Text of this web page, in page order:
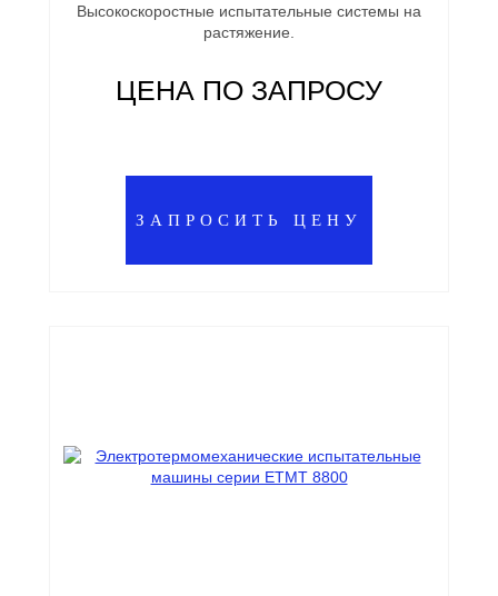
Высокоскоростные испытательные системы на
растяжение.
ЦЕНА ПО ЗАПРОСУ
ЗАПРОСИТЬ ЦЕНУ